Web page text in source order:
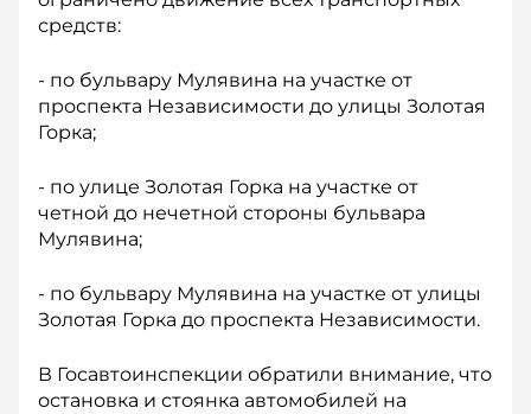
средств:
- по бульвару Мулявина на участке от
проспекта Независимости до улицы Золотая
Горка;
- по улице Золотая Горка на участке от
четной до нечетной стороны бульвара
Мулявина;
- по бульвару Мулявина на участке от улицы
Золотая Горка до проспекта Независимости.
В Госавтоинспекции обратили внимание, что
остановка и стоянка автомобилей на